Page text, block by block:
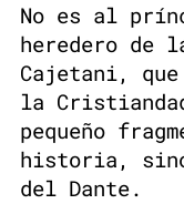
No es al
heredero de
Cajetani, que
la
pequeño
historia,
del Dante.